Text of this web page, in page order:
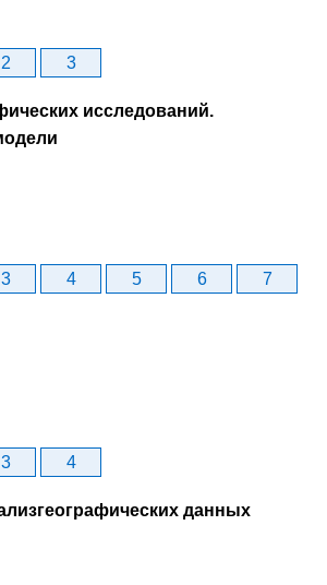
2 3
исследований.
3 4 5 6
7
3 4
данных